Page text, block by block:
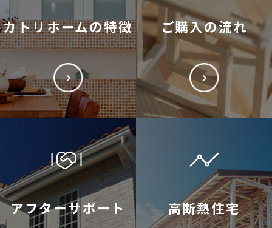
カトリホームの特徴 ご購入の流れ
アフターサポート 高断熱住宅